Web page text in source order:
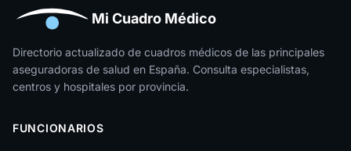
Huesca
Jaén
La Rioja
León
Mi Cuadro Médico
Directorio actualizado de cuadros médicos de las principales
aseguradoras de salud en España. Consulta especialistas,
centros y hospitales por provincia.
FUNCIONARIOS